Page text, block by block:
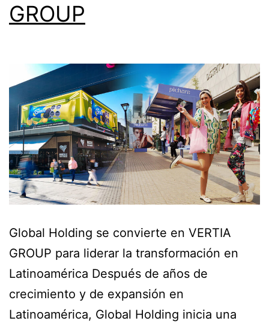
GROUP
Global Holding se convierte en VERTIA
GROUP para liderar la transformación en
Latinoamérica Después de años de
crecimiento y de expansión en
Latinoamérica, Global Holding inicia una